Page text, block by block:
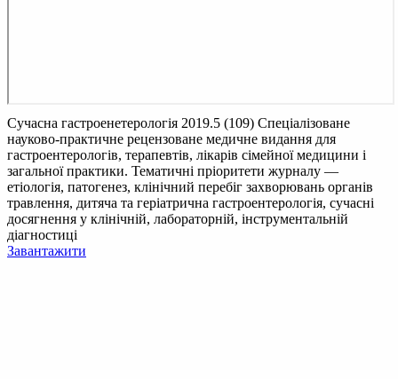
Сучасна гастроенетерологія 2019.5 (109) Спеціалізоване
науково-практичне рецензоване медичне видання для
гастроентерологів, терапевтів, лікарів сімейної медицини і
загальної практики. Тематичні пріоритети журналу —
етіологія, патогенез, клінічний перебіг захворювань органів
травлення, дитяча та геріатрична гастроентерологія, сучасні
досягнення у клінічній, лабораторній, інструментальній
діагностиці
Завантажити